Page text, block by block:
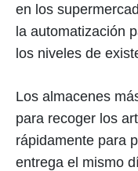
en los
la automatización
los niveles de
Los almacenes
para recoger los
rápidamente para
entrega el mismo